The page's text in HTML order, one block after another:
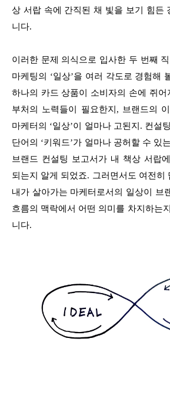
상 서랍 속에 간직된 채 빛을 보기 힘든
니다.
이러한 문제 의식으로 입사한 두 번째
마케팅의 ‘일상’을 여러 각도로 경험해
하나의 카드 상품이 소비자의 손에 쥐어
부처의 노력들이 필요한지, 브랜드의
마케터의 ‘일상’이 얼마나 고된지. 컨설
단어의 ‘키워드’가 얼마나 공허할 수 있
브랜드 컨설팅 보고서가 내 책상 서랍
되는지 알게 되었죠. 그러면서도 여전히
내가 살아가는 마케터로서의 일상이 브
흐름의 맥락에서 어떤 의미를 차지하는
니다.